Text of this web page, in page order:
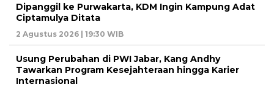
Dipanggil ke Purwakarta, KDM Ingin Kampung Adat
Ciptamulya Ditata
2 Agustus 2026 | 19:30 WIB
Usung Perubahan di PWI Jabar, Kang Andhy
Tawarkan Program Kesejahteraan hingga Karier
Internasional